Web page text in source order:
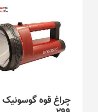
چراغ قوه